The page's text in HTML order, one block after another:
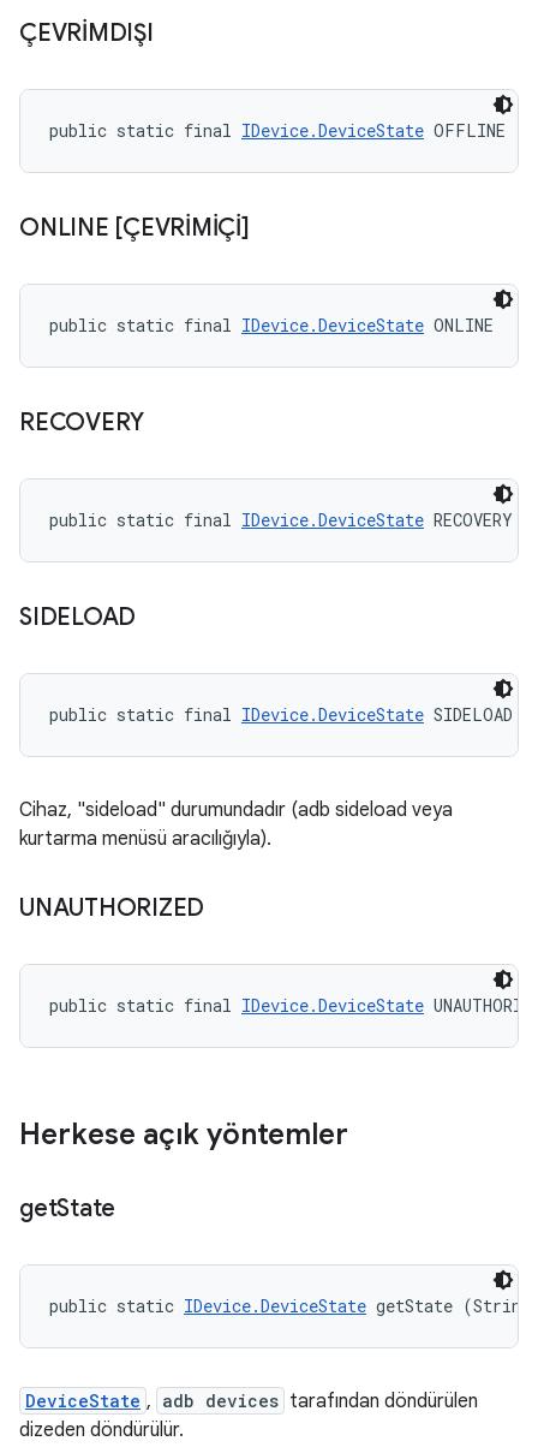
ÇEVRİMDIŞI
public static final IDevice.DeviceState OFFLINE
ONLINE [ÇEVRİMİÇİ]
public static final IDevice.DeviceState ONLINE
RECOVERY
public static final IDevice.DeviceState RECOVERY
SIDELOAD
public static final IDevice.DeviceState SIDELOAD
Cihaz, "sideload" durumundadır (adb sideload veya
kurtarma menüsü aracılığıyla).
UNAUTHORIZED
public static final IDevice.DeviceState
Herkese açık yöntemler
getState
public static IDevice.DeviceState getState
DeviceState , adb devices tarafından döndürülen
dizeden döndürülür.